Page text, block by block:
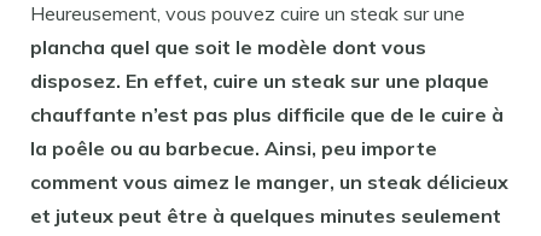
Heureusement, vous pouvez cuire un steak sur une
plancha quel que soit le modèle dont vous
disposez. En effet, cuire un steak sur une plaque
chauffante n’est pas plus difficile que de le cuire à
la poêle ou au barbecue. Ainsi, peu importe
comment vous aimez le manger, un steak délicieux
et juteux peut être à quelques minutes seulement